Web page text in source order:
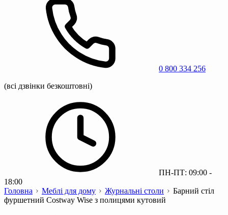
0 800 334 256
(всі дзвінки безкоштовні)
ПН-ПТ: 09:00 -
18:00
Головна
Меблі для дому Журнальні столи
Барний стіл
фуршетний Costway Wise з полицями кутовий